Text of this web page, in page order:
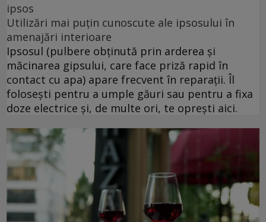
ipsos
Utilizări mai puțin cunoscute ale ipsosului în
amenajări interioare
Ipsosul (pulbere obținută prin arderea și
măcinarea gipsului, care face priză rapid în
contact cu apa) apare frecvent în reparații. Îl
folosești pentru a umple găuri sau pentru a fixa
doze electrice și, de multe ori, te oprești aici.